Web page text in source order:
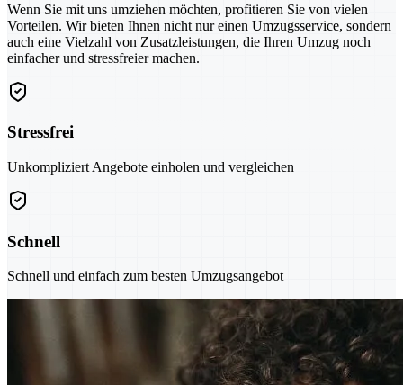
Wenn Sie mit uns umziehen möchten, profitieren Sie von vielen
Vorteilen. Wir bieten Ihnen nicht nur einen Umzugsservice, sondern
auch eine Vielzahl von Zusatzleistungen, die Ihren Umzug noch
einfacher und stressfreier machen.
Stressfrei
Unkompliziert Angebote einholen und vergleichen
Schnell
Schnell und einfach zum besten Umzugsangebot